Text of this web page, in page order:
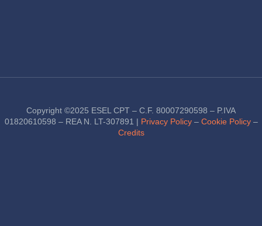
Copyright ©2025 ESEL CPT – C.F. 80007290598 – P.IVA
01820610598 – REA N. LT-307891 | Privacy Policy– Cookie Policy–
Credits